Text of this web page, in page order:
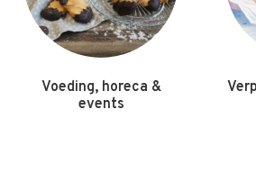
Verpakking, logistiek &